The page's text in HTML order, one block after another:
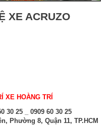
XE ACRUZO
XE HOÀNG TRÍ
30 25 _ 0909 60 30 25
Phường 8, Quận 11, TP.HCM